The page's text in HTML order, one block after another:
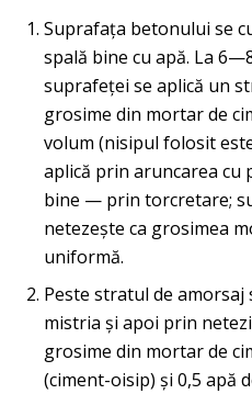
Suprafaţa betonului se
spală bine cu apă. La
suprafeţei se aplică un
grosime din mortar de
volum (nisipul folosit
aplică prin aruncarea cu
bine — prin torcretare;
netezeşte ca grosimea
Peste stratul de amorsaj
mistria şi apoi prin
grosime din mortar de
(ciment-oisip) şi 0,5 apă